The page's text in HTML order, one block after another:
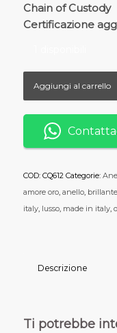
Chain of Custody
Certificazione
Aggiungi al carrello
COD: CQ612 Categorie:
amore oro, anello, brillante
italy, lusso, made in italy,
Descrizione
Ti potrebbe